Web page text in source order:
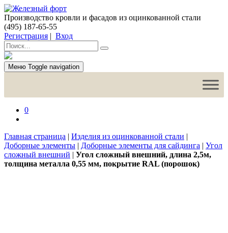
Производство кровли и фасадов из оцинкованной стали
(495) 187-65-55
Регистрация | Вход
Меню Toggle navigation
0
Главная страница | Изделия из оцинкованной стали |
Доборные элементы | Доборные элементы для сайдинга | Угол
сложный внешний | Угол сложный внешний, длина 2,5м,
толщина металла 0,55 мм, покрытие RAL (порошок)